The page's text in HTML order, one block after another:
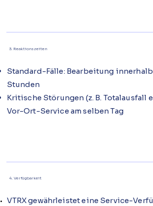
3. Reaktionszeiten
Standard-Fälle: Bearbeitung
Stunden
Kritische Störungen (z. B. Totalausfall
Vor-Ort-Service am selben Tag
4. Verfügbarkeit
VTRX gewährleistet eine Service-